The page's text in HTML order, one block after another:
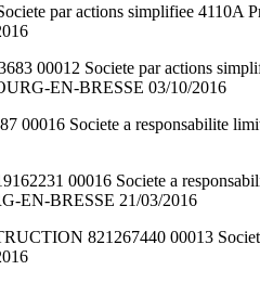
par actions simplifiee
00012 Societe par actions
EN-BRESSE 03/10/2016
00016 Societe a responsabilite
00016 Societe a
EN-BRESSE 21/03/2016
821267440 00013